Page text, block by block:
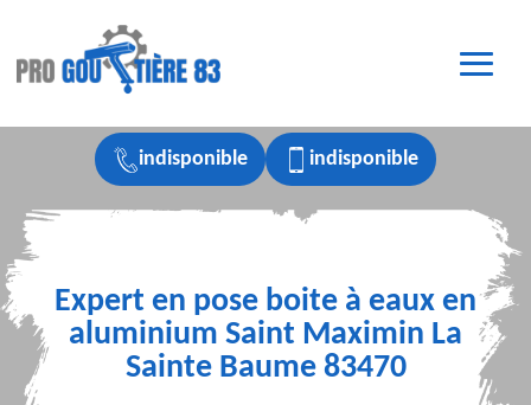
indisponible indisponible
Expert en pose boite à eaux en
aluminium Saint Maximin La
Sainte Baume 83470